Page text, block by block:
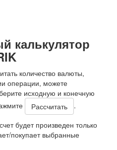
калькулятор
количество валюты,
операции, можете
исходную и конечную
.
будет произведен только
покупает выбранные